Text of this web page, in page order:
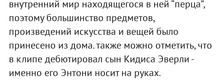
внутренний мир находящегося в ней “перца”,
поэтому большинство предметов,
произведений искусства и вещей было
принесено из дома. также можно отметить, что
в клипе дебютировал сын Кидиса Эверли -
именно его Энтони носит на руках.